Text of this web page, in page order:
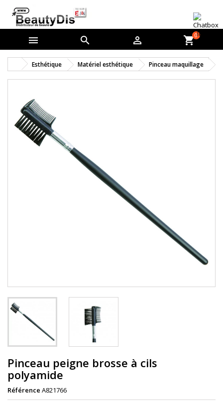
   shopping_cart0
Esthétique Matériel esthétique Pinceau maquillage
Pinceau peigne brosse à cils
polyamide
Référence A821766